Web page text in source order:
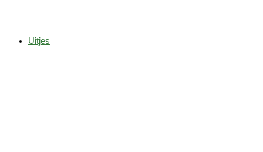
Uitjes